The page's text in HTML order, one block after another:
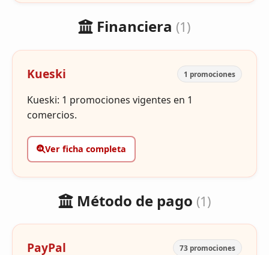
Financiera (1)
Kueski 1 promociones
Kueski: 1 promociones vigentes en 1
comercios.
Ver ficha completa
Método de pago (1)
PayPal 73 promociones